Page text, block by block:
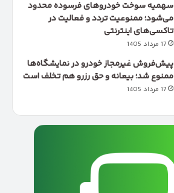
سهمیه سوخت خودروهای فرسوده محدود
می‌شود؛ ممنوعیت تردد و فعالیت در
تاکسی‌های اینترنتی
17 مرداد 1405
پیش‌فروش غیرمجاز خودرو در نمایشگاه‌ها
ممنوع شد؛ بیعانه و حق رزرو هم تخلف است
17 مرداد 1405